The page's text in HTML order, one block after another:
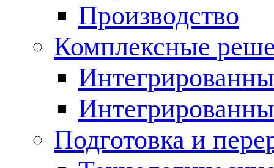
Производство
Комплексные
Подготовка и